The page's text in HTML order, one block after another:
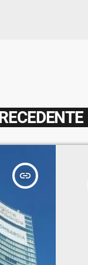
insert_link